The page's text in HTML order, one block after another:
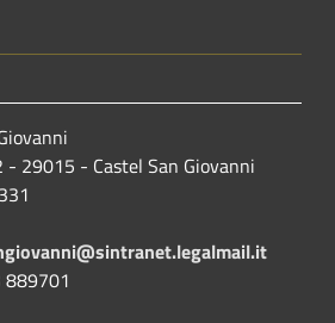
- 29015 - Castel San Giovanni
889701